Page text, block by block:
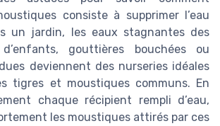
consiste à supprimer l’eau
un jardin, les eaux stagnantes des
gouttières bouchées ou
deviennent des nurseries idéales
tigres et moustiques communs. En
chaque récipient rempli d’eau,
les moustiques attirés par ces